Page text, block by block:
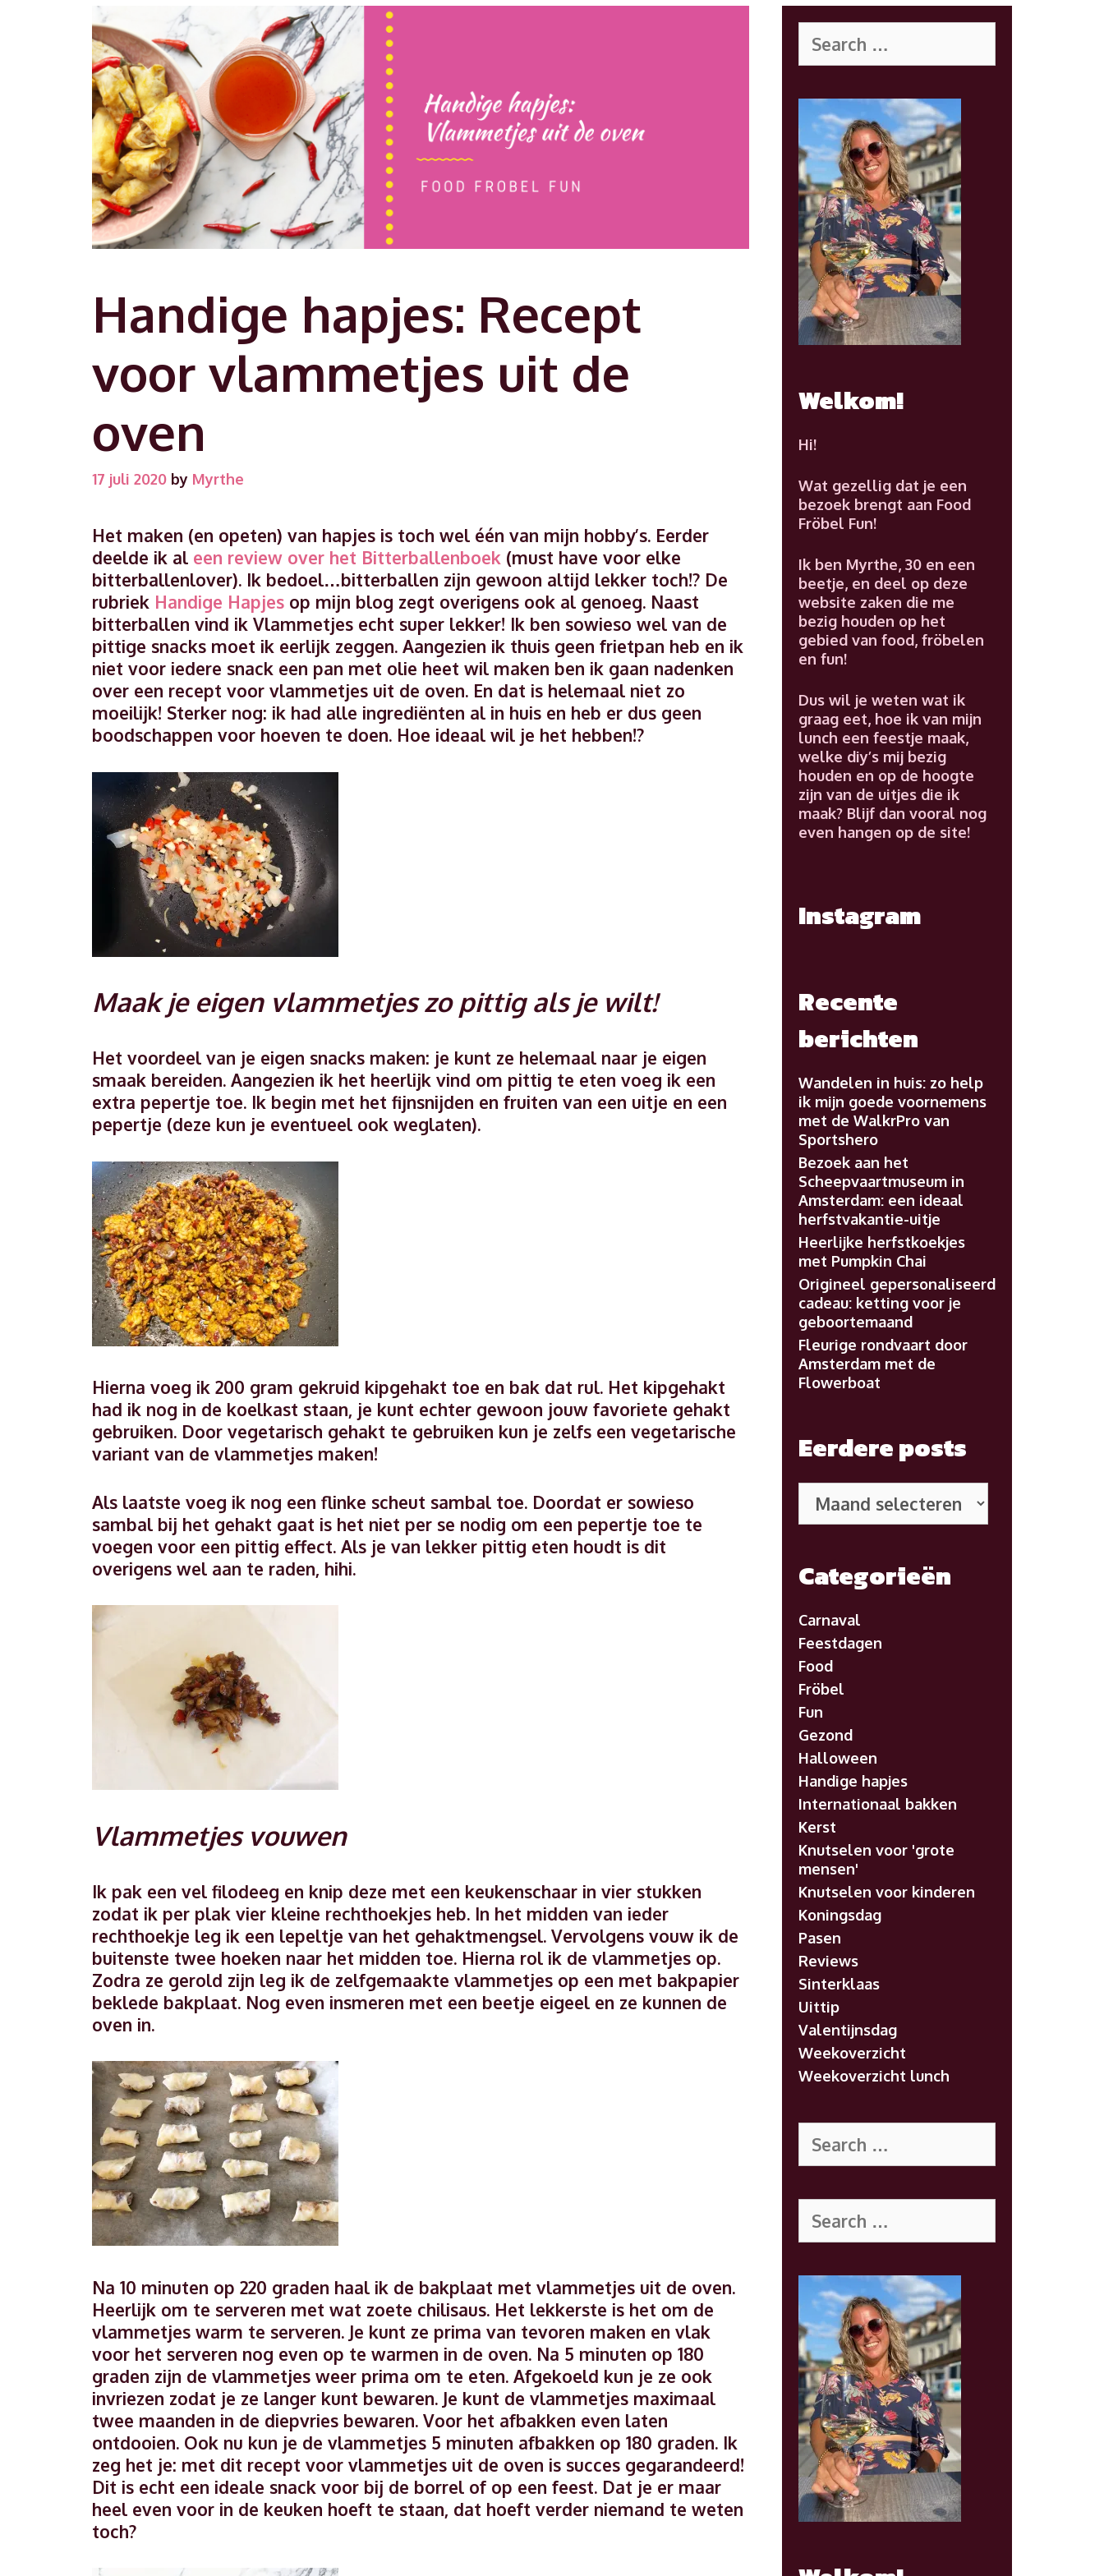
Handige hapjes: Recept
voor vlammetjes uit de
oven
17 juli 2020 by Myrthe
Het maken (en opeten) van hapjes is toch wel één van mijn hobby’s. Eerder
deelde ik al een review over het Bitterballenboek (must have voor elke
bitterballenlover). Ik bedoel…bitterballen zijn gewoon altijd lekker toch!? De
rubriek Handige Hapjes op mijn blog zegt overigens ook al genoeg. Naast
bitterballen vind ik Vlammetjes echt super lekker! Ik ben sowieso wel van de
pittige snacks moet ik eerlijk zeggen. Aangezien ik thuis geen frietpan heb en ik
niet voor iedere snack een pan met olie heet wil maken ben ik gaan nadenken
over een recept voor vlammetjes uit de oven. En dat is helemaal niet zo
moeilijk! Sterker nog: ik had alle ingrediënten al in huis en heb er dus geen
boodschappen voor hoeven te doen. Hoe ideaal wil je het hebben!?
Maak je eigen vlammetjes zo pittig als je wilt!
Het voordeel van je eigen snacks maken: je kunt ze helemaal naar je eigen
smaak bereiden. Aangezien ik het heerlijk vind om pittig te eten voeg ik een
extra pepertje toe. Ik begin met het fijnsnijden en fruiten van een uitje en een
pepertje (deze kun je eventueel ook weglaten).
Hierna voeg ik 200 gram gekruid kipgehakt toe en bak dat rul. Het kipgehakt
had ik nog in de koelkast staan, je kunt echter gewoon jouw favoriete gehakt
gebruiken. Door vegetarisch gehakt te gebruiken kun je zelfs een vegetarische
variant van de vlammetjes maken!
Als laatste voeg ik nog een flinke scheut sambal toe. Doordat er sowieso
sambal bij het gehakt gaat is het niet per se nodig om een pepertje toe te
voegen voor een pittig effect. Als je van lekker pittig eten houdt is dit
overigens wel aan te raden, hihi.
Vlammetjes vouwen
Ik pak een vel filodeeg en knip deze met een keukenschaar in vier stukken
zodat ik per plak vier kleine rechthoekjes heb. In het midden van ieder
rechthoekje leg ik een lepeltje van het gehaktmengsel. Vervolgens vouw ik de
buitenste twee hoeken naar het midden toe. Hierna rol ik de vlammetjes op.
Zodra ze gerold zijn leg ik de zelfgemaakte vlammetjes op een met bakpapier
beklede bakplaat. Nog even insmeren met een beetje eigeel en ze kunnen de
oven in.
Na 10 minuten op 220 graden haal ik de bakplaat met vlammetjes uit de oven.
Heerlijk om te serveren met wat zoete chilisaus. Het lekkerste is het om de
vlammetjes warm te serveren. Je kunt ze prima van tevoren maken en vlak
voor het serveren nog even op te warmen in de oven. Na 5 minuten op 180
graden zijn de vlammetjes weer prima om te eten. Afgekoeld kun je ze ook
invriezen zodat je ze langer kunt bewaren. Je kunt de vlammetjes maximaal
twee maanden in de diepvries bewaren. Voor het afbakken even laten
ontdooien. Ook nu kun je de vlammetjes 5 minuten afbakken op 180 graden. Ik
zeg het je: met dit recept voor vlammetjes uit de oven is succes gegarandeerd!
Dit is echt een ideale snack voor bij de borrel of op een feest. Dat je er maar
heel even voor in de keuken hoeft te staan, dat hoeft verder niemand te weten
toch?
for:
Welkom!
Hi!
Wat gezellig dat je een
bezoek brengt aan Food
Fröbel Fun!
Ik ben Myrthe, 30 en een
beetje, en deel op deze
website zaken die me
bezig houden op het
gebied van food, fröbelen
en fun!
Dus wil je weten wat ik
graag eet, hoe ik van mijn
lunch een feestje maak,
welke diy’s mij bezig
houden en op de hoogte
zijn van de uitjes die ik
maak? Blijf dan vooral nog
even hangen op de site!
Instagram
Recente
berichten
Wandelen in huis: zo help
ik mijn goede voornemens
met de WalkrPro van
Sportshero
Bezoek aan het
Scheepvaartmuseum in
Amsterdam: een ideaal
herfstvakantie-uitje
Heerlijke herfstkoekjes
met Pumpkin Chai
Origineel gepersonaliseerd
cadeau: ketting voor je
geboortemaand
Fleurige rondvaart door
Amsterdam met de
Flowerboat
Eerdere posts
posts
Categorieën
Carnaval
Feestdagen
Food
Fröbel
Fun
Gezond
Halloween
Handige hapjes
Internationaal bakken
Kerst
Knutselen voor 'grote
mensen'
Knutselen voor kinderen
Koningsdag
Pasen
Reviews
Sinterklaas
Uittip
Valentijnsdag
Weekoverzicht
Weekoverzicht lunch
for:
for: